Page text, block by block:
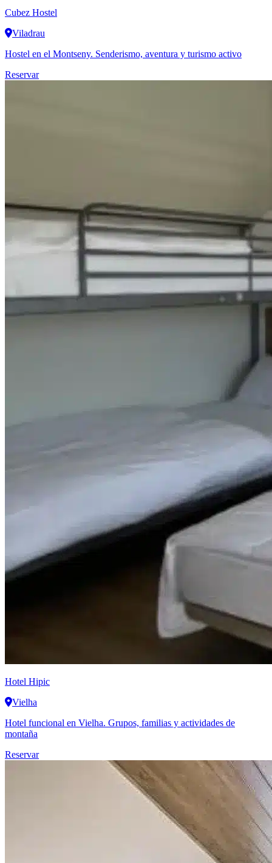
Cubez Hostel
Viladrau
Hostel en el Montseny. Senderismo, aventura y turismo activo
Reservar
Hotel Hipic
Vielha
Hotel funcional en Vielha. Grupos, familias y actividades de
montaña
Reservar